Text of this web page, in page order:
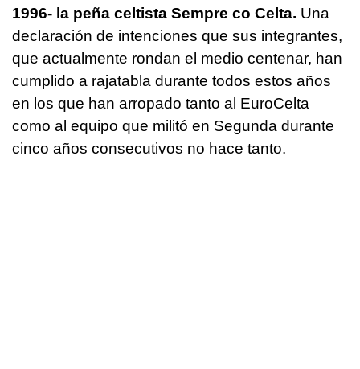
1996- la peña celtista Sempre co Celta. Una
declaración de intenciones que sus integrantes,
que actualmente rondan el medio centenar, han
cumplido a rajatabla durante todos estos años
en los que han arropado tanto al EuroCelta
como al equipo que militó en Segunda durante
cinco años consecutivos no hace tanto.